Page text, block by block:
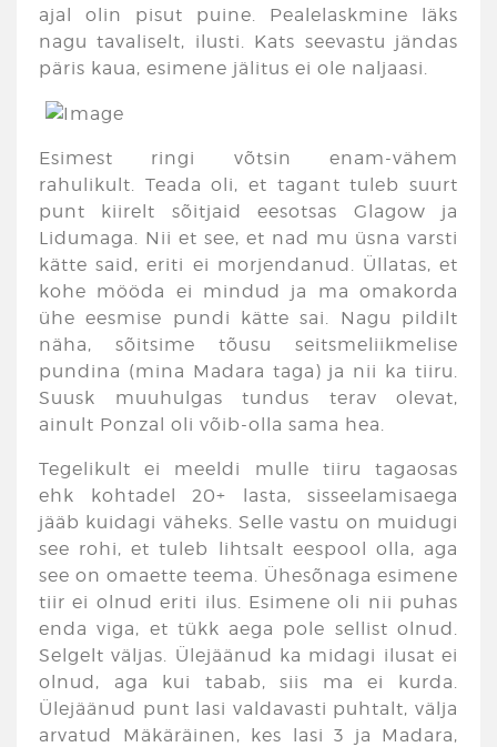
ajal olin pisut puine. Pealelaskmine läks
nagu tavaliselt, ilusti. Kats seevastu jändas
päris kaua, esimene jälitus ei ole naljaasi.
Esimest ringi võtsin enam-vähem
rahulikult. Teada oli, et tagant tuleb suurt
punt kiirelt sõitjaid eesotsas Glagow ja
Lidumaga. Nii et see, et nad mu üsna varsti
kätte said, eriti ei morjendanud. Üllatas, et
kohe mööda ei mindud ja ma omakorda
ühe eesmise pundi kätte sai. Nagu pildilt
näha, sõitsime tõusu seitsmeliikmelise
pundina (mina Madara taga) ja nii ka tiiru.
Suusk muuhulgas tundus terav olevat,
ainult Ponzal oli võib-olla sama hea.
Tegelikult ei meeldi mulle tiiru tagaosas
ehk kohtadel 20+ lasta, sisseelamisaega
jääb kuidagi väheks. Selle vastu on muidugi
see rohi, et tuleb lihtsalt eespool olla, aga
see on omaette teema. Ühesõnaga esimene
tiir ei olnud eriti ilus. Esimene oli nii puhas
enda viga, et tükk aega pole sellist olnud.
Selgelt väljas. Ülejäänud ka midagi ilusat ei
olnud, aga kui tabab, siis ma ei kurda.
Ülejäänud punt lasi valdavasti puhtalt, välja
arvatud Mäkäräinen, kes lasi 3 ja Madara,